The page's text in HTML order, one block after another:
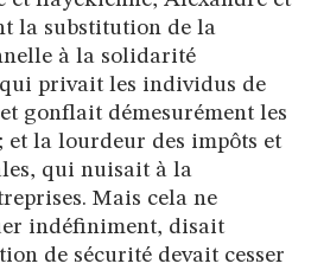
la substitution de la
à la solidarité
privait les individus de
gonflait démesurément les
et la lourdeur des impôts et
qui nuisait à la
Mais cela ne
indéfiniment, disait
de sécurité devait cesser